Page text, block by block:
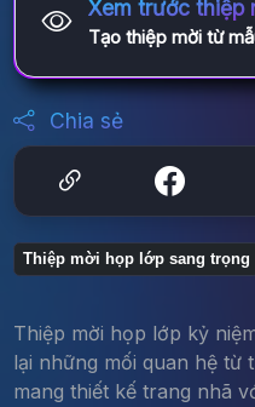
Xem trước thiệp
Tạo thiệp mời từ
Chia sẻ
Thiệp mời họp lớp sang trọng
Thiệp mời họp lớp kỷ
lại những mối quan hệ từ
mang thiết kế trang nhã